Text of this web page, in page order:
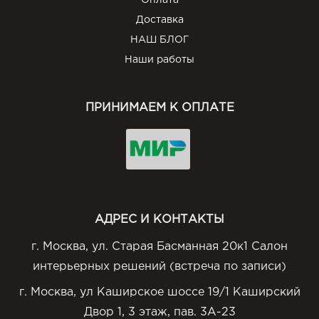
Доставка
НАШ БЛОГ
Наши работы
ПРИНИМАЕМ К ОПЛАТЕ
АДРЕС И КОНТАКТЫ
г. Москва, ул. Старая Басманная 20к1 Салон
интерьерных решений (встреча по записи)
г. Москва, ул Каширское шоссе 19/1 Каширский
Двор 1, 3 этаж, пав. 3А-23